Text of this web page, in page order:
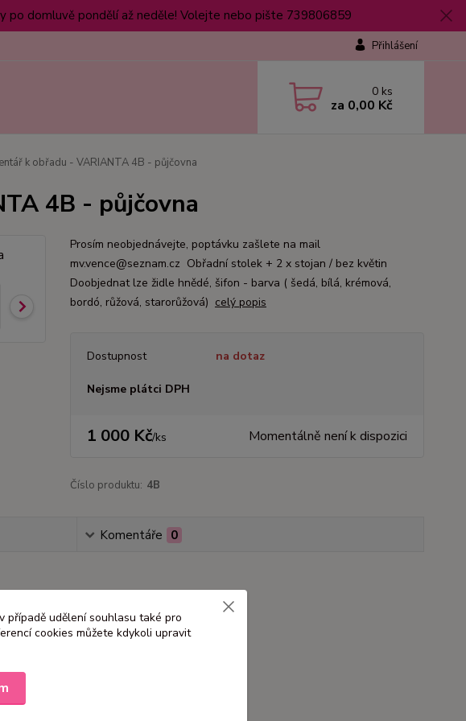
po domluvě pondělí až neděle! Volejte nebo pište 739806859
Přihlášení
0 ks
za 0,00 Kč
k obřadu - VARIANTA 4B - půjčovna
4B - půjčovna
Prosím neobjednávejte, poptávku zašlete na mail
mv.vence@seznam.cz Obřadní stolek + 2 x stojan / bez květin
Doobjednat lze židle hnědé, šifon - barva ( šedá, bílá, krémová,
bordó, růžová, starorůžová) celý popis
Dostupnost na dotaz
Nejsme plátci DPH
1 000 Kč/ks Momentálně není k dispozici
Číslo produktu: 4B
Komentáře 0
bordó, růžová, starorůžová)
případě udělení souhlasu také pro
cookies můžete kdykoli upravit